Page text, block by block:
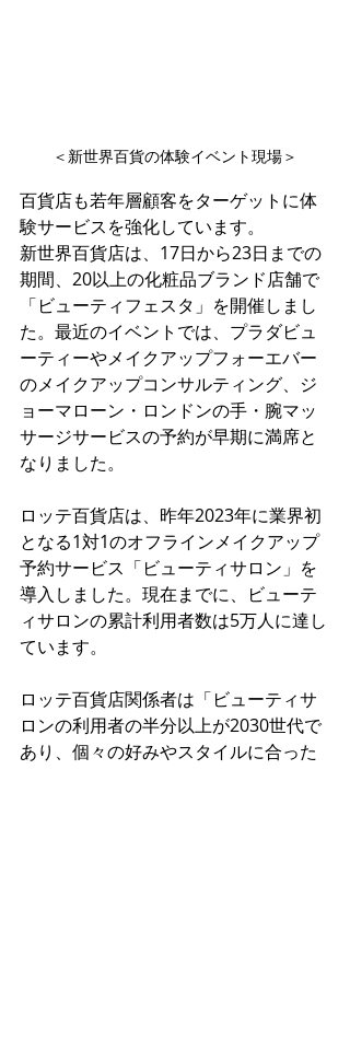
＜新世界百貨の体験イベント現場＞
百貨店も若年層顧客をターゲットに体
験サービスを強化しています。
新世界百貨店は、17日から23日までの
期間、20以上の化粧品ブランド店舗で
「ビューティフェスタ」を開催しまし
た。最近のイベントでは、プラダビュ
ーティーやメイクアップフォーエバー
のメイクアップコンサルティング、ジ
ョーマローン・ロンドンの手・腕マッ
サージサービスの予約が早期に満席と
なりました。
ロッテ百貨店は、昨年2023年に業界初
となる1対1のオフラインメイクアップ
予約サービス「ビューティサロン」を
導入しました。現在までに、ビューテ
ィサロンの累計利用者数は5万人に達し
ています。
ロッテ百貨店関係者は「ビューティサ
ロンの利用者の半分以上が2030世代で
あり、個々の好みやスタイルに合った